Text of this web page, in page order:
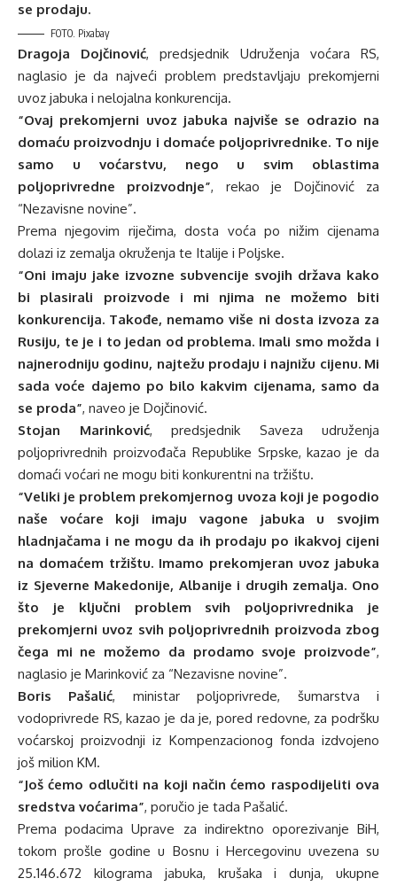
se prodaju.
FOTO. Pixabay
Dragoja Dojčinović, predsjednik Udruženja voćara RS,
naglasio je da najveći problem predstavljaju prekomjerni
uvoz jabuka i nelojalna konkurencija.
“Ovaj prekomjerni uvoz jabuka najviše se odrazio na
domaću proizvodnju i domaće poljoprivrednike. To nije
samo u voćarstvu, nego u svim oblastima
poljoprivredne proizvodnje”, rekao je Dojčinović za
“Nezavisne novine”.
Prema njegovim riječima, dosta voća po nižim cijenama
dolazi iz zemalja okruženja te Italije i Poljske.
“Oni imaju jake izvozne subvencije svojih država kako
bi plasirali proizvode i mi njima ne možemo biti
konkurencija. Takođe, nemamo više ni dosta izvoza za
Rusiju, te je i to jedan od problema. Imali smo možda i
najnerodniju godinu, najtežu prodaju i najnižu cijenu. Mi
sada voće dajemo po bilo kakvim cijenama, samo da
se proda”, naveo je Dojčinović.
Stojan Marinković, predsjednik Saveza udruženja
poljoprivrednih proizvođača Republike Srpske, kazao je da
domaći voćari ne mogu biti konkurentni na tržištu.
“Veliki je problem prekomjernog uvoza koji je pogodio
naše voćare koji imaju vagone jabuka u svojim
hladnjačama i ne mogu da ih prodaju po ikakvoj cijeni
na domaćem tržištu. Imamo prekomjeran uvoz jabuka
iz Sjeverne Makedonije, Albanije i drugih zemalja. Ono
što je ključni problem svih poljoprivrednika je
prekomjerni uvoz svih poljoprivrednih proizvoda zbog
čega mi ne možemo da prodamo svoje proizvode”,
naglasio je Marinković za “Nezavisne novine”.
Boris Pašalić, ministar poljoprivrede, šumarstva i
vodoprivrede RS, kazao je da je, pored redovne, za podršku
voćarskoj proizvodnji iz Kompenzacionog fonda izdvojeno
još milion KM.
“Još ćemo odlučiti na koji način ćemo raspodijeliti ova
sredstva voćarima”, poručio je tada Pašalić.
Prema podacima Uprave za indirektno oporezivanje BiH,
tokom prošle godine u Bosnu i Hercegovinu uvezena su
25.146.672 kilograma jabuka, krušaka i dunja, ukupne